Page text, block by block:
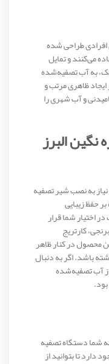
افرادی طراحی شده
می‌کنند و تمایل
به آب تصفیه‌شده
ظاهری مرتب و
و آب شهری را
البرز
به نصب شیر تصفیه
حفظ زیبایی
اختیار شما قرار
کارتریج
محصول در کنار ظاهر
باشد. اگر به دنبال
آب تصفیه‌شده
شما دستگاه تصفیه
تا بتوانید از